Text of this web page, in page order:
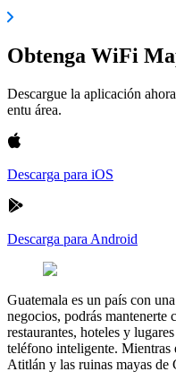
Obtenga WiFi
Descargue la aplicación
entu área.
Descarga para iOS
Descarga para Android
Guatemala es un país con
negocios, podrás mantenerte
restaurantes, hoteles y
teléfono inteligente. Mientras
Atitlán y las ruinas mayas de